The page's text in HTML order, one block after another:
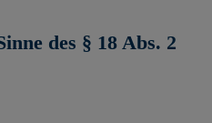
des § 18 Abs. 2